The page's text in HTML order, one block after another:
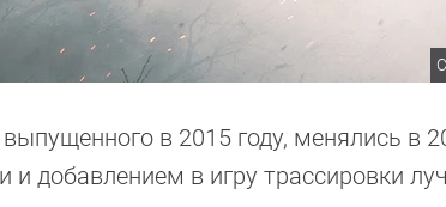
в 2015 году, менялись в
добавлением в игру трассировки